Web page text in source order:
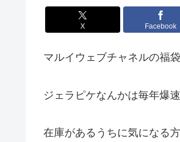
X Facebook
マルイウェブチャネルの福
ジェラピケなんかは毎年爆
在庫があるうちに気になる